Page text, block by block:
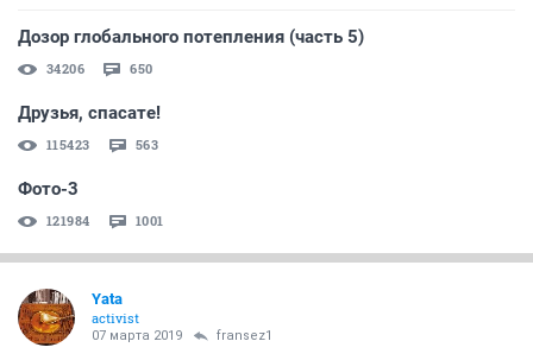
Дозор глобального потепления (часть 5)
34206 650
Друзья, спасате!
115423 563
Фото-3
121984 1001
Yata
activist
07 марта 2019 fransez1